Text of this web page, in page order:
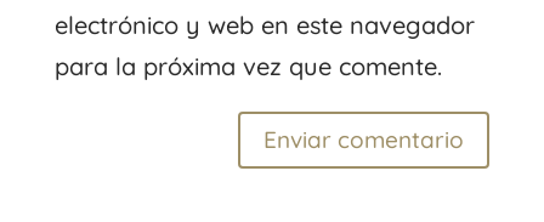
electrónico y web en este navegador
para la próxima vez que comente.